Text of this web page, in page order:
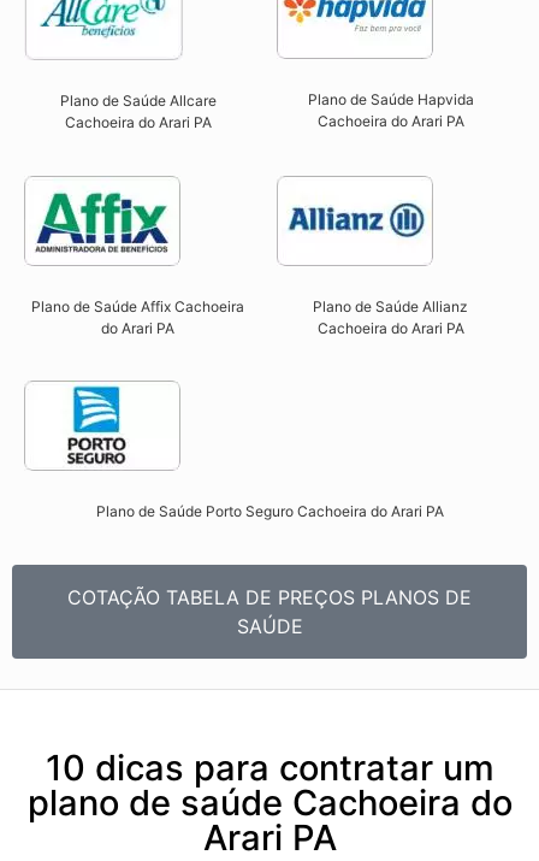
Plano de Saúde Allcare
Cachoeira do Arari PA​
Plano de Saúde Hapvida
Cachoeira do Arari PA​
Plano de Saúde Affix Cachoeira
do Arari PA​
Plano de Saúde Allianz
Cachoeira do Arari PA​
Plano de Saúde Porto Seguro Cachoeira do Arari PA​
COTAÇÃO TABELA DE PREÇOS PLANOS DE
SAÚDE
10 dicas para contratar um
plano de saúde Cachoeira do
Arari PA